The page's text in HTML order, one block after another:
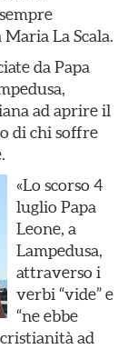
La Scala.
da Papa
ad aprire il
di chi soffre
«Lo scorso 4
luglio Papa
Leone, a
Lampedusa,
attraverso i
verbi “vide” e
“ne ebbe
ad